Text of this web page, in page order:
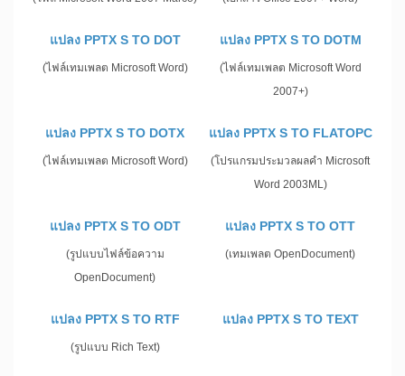
แปลง PPTX S TO DOT
(ไฟล์เทมเพลต Microsoft Word)
แปลง PPTX S TO DOTM
(ไฟล์เทมเพลต Microsoft Word
2007+)
แปลง PPTX S TO DOTX
(ไฟล์เทมเพลต Microsoft Word)
แปลง PPTX S TO FLATOPC
(โปรแกรมประมวลผลคำ Microsoft
Word 2003ML)
แปลง PPTX S TO ODT
(รูปแบบไฟล์ข้อความ
OpenDocument)
แปลง PPTX S TO OTT
(เทมเพลต OpenDocument)
แปลง PPTX S TO RTF
(รูปแบบ Rich Text)
แปลง PPTX S TO TEXT